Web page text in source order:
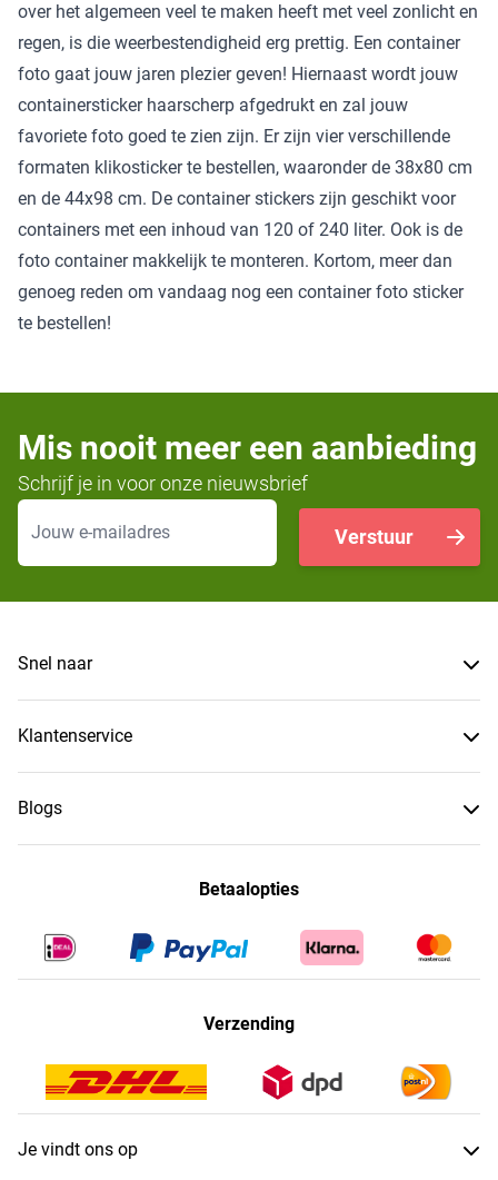
over het algemeen veel te maken heeft met veel zonlicht en
regen, is die weerbestendigheid erg prettig. Een container
foto gaat jouw jaren plezier geven! Hiernaast wordt jouw
containersticker haarscherp afgedrukt en zal jouw
favoriete foto goed te zien zijn. Er zijn vier verschillende
formaten klikosticker te bestellen, waaronder de 38x80 cm
en de 44x98 cm. De container stickers zijn geschikt voor
containers met een inhoud van 120 of 240 liter. Ook is de
foto container makkelijk te monteren. Kortom, meer dan
genoeg reden om vandaag nog een container foto sticker
te bestellen!
Mis nooit meer een aanbieding
Schrijf je in voor onze nieuwsbrief
E-mailadres
Verstuur
Snel naar
Klantenservice
Blogs
Betaalopties
Verzending
Je vindt ons op